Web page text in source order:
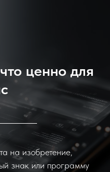
ценно для
на изобретение,
знак или программу